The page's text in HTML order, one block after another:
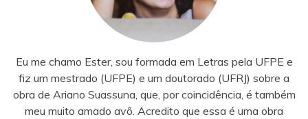
Eu me chamo Ester, sou formada em Letras pela UFPE e
fiz um mestrado (UFPE) e um doutorado (UFRJ) sobre a
obra de Ariano Suassuna, que, por coincidência, é também
meu muito amado avô. Acredito que essa é uma obra